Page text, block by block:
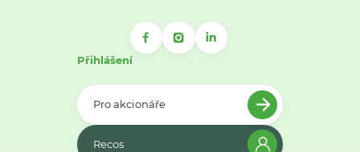
Přihlášení
Pro akcionáře
Recos